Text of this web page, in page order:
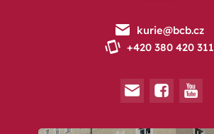
kurie@bcb.cz
+420 380 420 311